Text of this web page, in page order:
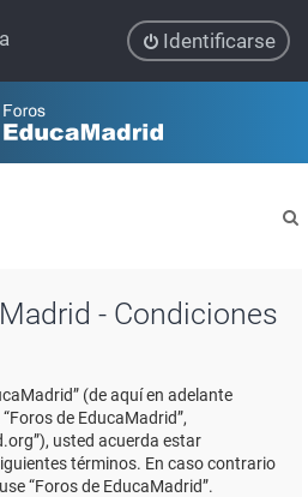
Identificarse
- Condiciones
(de aquí en adelante
“Foros de EducaMadrid”,
usted acuerda estar
términos. En caso contrario
“Foros de EducaMadrid”.